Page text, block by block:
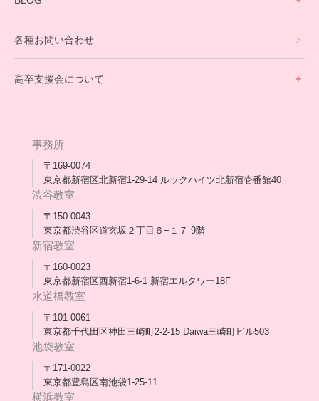
卒業生の今
[家庭訪問カウンセリング]
保護者交流だより一覧
会長コラム一覧
各種お問い合わせ
高卒支援会について
メディア出演
スタッフ紹介
合格・進路実績
協力団体
理事長・会長あいさつ
保護者会
採用情報
事務所
〒169-0074
東京都新宿区北新宿1-29-14 ルックハイツ北新宿壱番館40
渋谷教室
〒150-0043
東京都渋谷区道玄坂２丁目６−１７ 9階
新宿教室
〒160-0023
東京都新宿区西新宿1-6-1 新宿エルタワー18F
水道橋教室
〒101-0061
東京都千代田区神田三崎町2-2-15 Daiwa三崎町ビル503
池袋教室
〒171-0022
東京都豊島区南池袋1-25-11
横浜教室